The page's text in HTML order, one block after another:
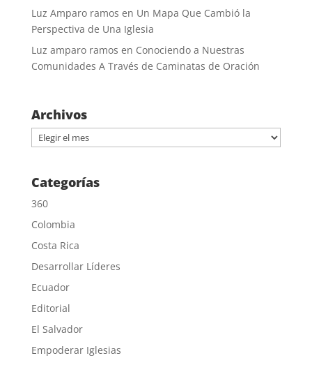
Luz Amparo ramos en Un Mapa Que Cambió la
Perspectiva de Una Iglesia
Luz amparo ramos en Conociendo a Nuestras
Comunidades A Través de Caminatas de Oración
Archivos
Archivos
Categorías
360
Colombia
Costa Rica
Desarrollar Líderes
Ecuador
Editorial
El Salvador
Empoderar Iglesias